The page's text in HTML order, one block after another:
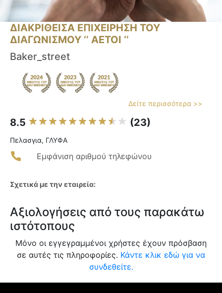
ΔΙΑΚΡΙΘΕΙΣΑ ΕΠΙΧΕΙΡΗΣΗ ΤΟΥ
ΔΙΑΓΩΝΙΣΜΟΥ ‘’ ΑΕΤΟΙ ‘’
Baker_street
Δείτε περισσότερα >>
8.5 (23)
Πελασγια, ΓΛΥΦΑ
Εμφάνιση αριθμού τηλεφώνου
Σχετικά με την εταιρεία:
Αξιολογήσεις από τους παρακάτω
ιστότοπους
Μόνο οι εγγεγραμμένοι χρήστες έχουν πρόσβαση
σε αυτές τις πληροφορίες. Κάντε κλικ εδώ για να
συνδεθείτε.